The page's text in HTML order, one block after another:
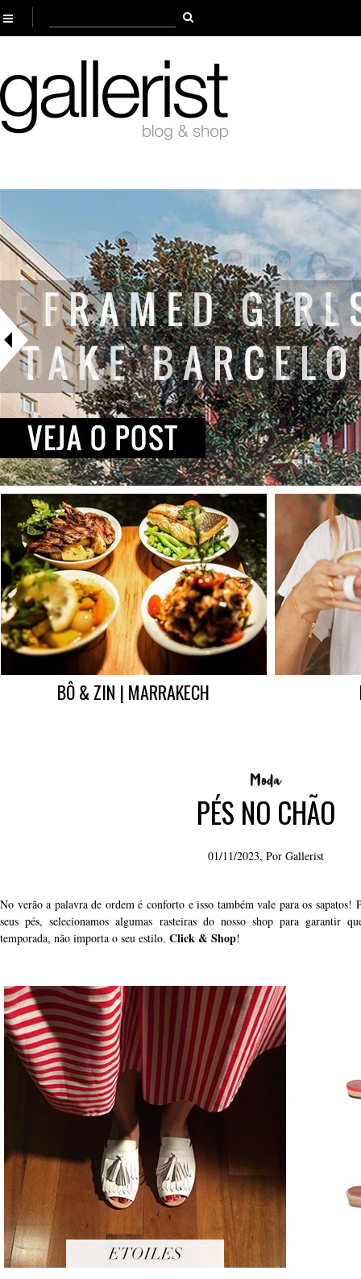
BÔ & ZIN | MARRAKECH
PÉS NO CHÃO
01/11/2023, Por Gallerist
No verão a palavra de ordem é conforto e isso também vale para os sapatos!
seus pés, selecionamos algumas rasteiras do nosso shop para garantir
temporada, não importa o seu estilo. Click & Shop!